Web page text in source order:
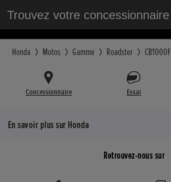
Trouvez votre concessionnaire
Honda Motos Gamme Roadster CB1000F
Concessionnaire Essai
En savoir plus sur Honda
Retrouvez-nous sur